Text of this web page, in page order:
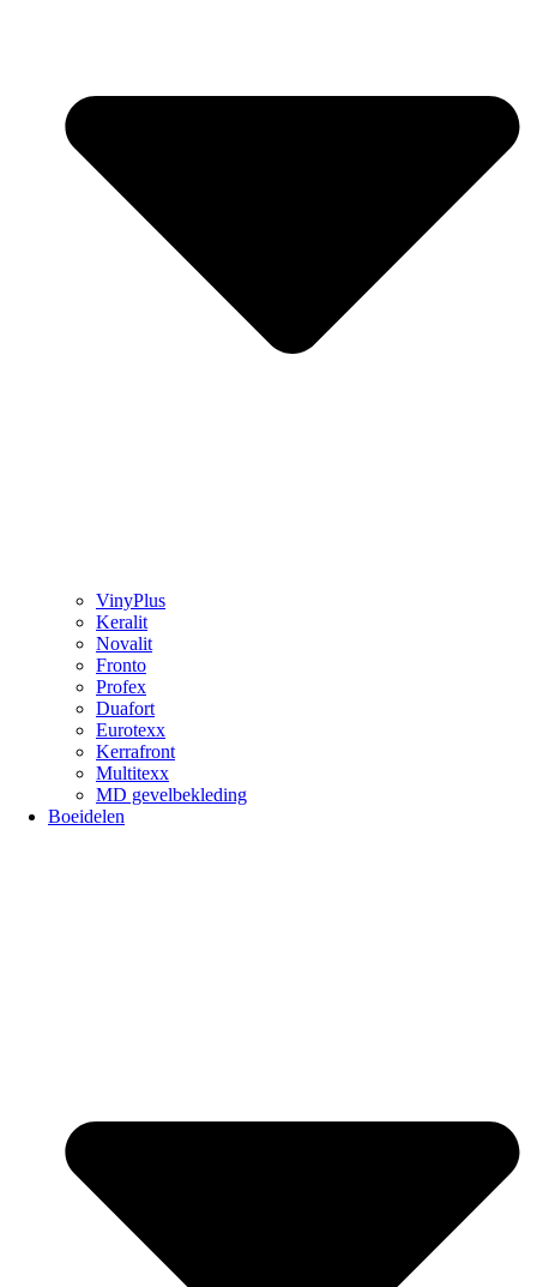
VinyPlus
Keralit
Novalit
Fronto
Profex
Duafort
Eurotexx
Kerrafront
Multitexx
MD gevelbekleding
Boeidelen